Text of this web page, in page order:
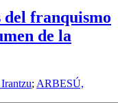
franquismo
de la
; ARBESÚ,